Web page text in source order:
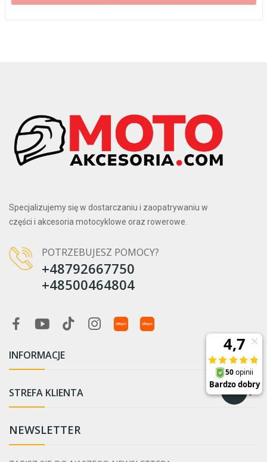
Specjalizujemy się w dostarczaniu i zaopatrywaniu w
części i akcesoria motocyklowe oraz rowerowe.
POTRZEBUJESZ POMOCY?
+48792667750
+48500464804
INFORMACJE 
STREFA KLIENTA 
NEWSLETTER